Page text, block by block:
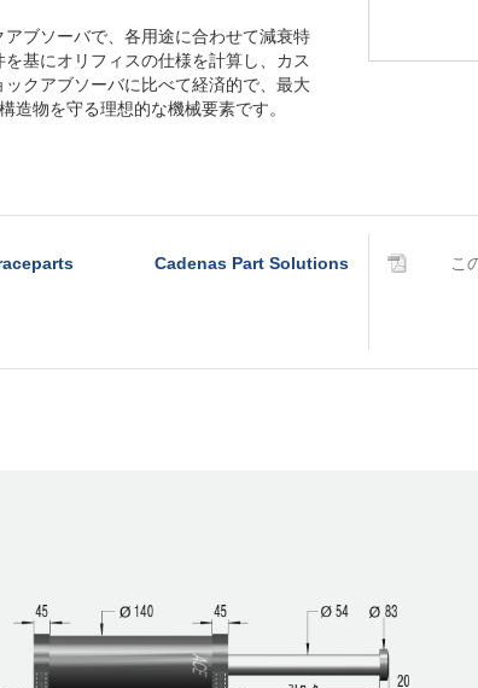
ブソーバで、各用途に合わせて減衰特
基にオリフィスの仕様を計算し、カス
クアブソーバに比べて経済的で、最大
造物を守る理想的な機械要素です。
Cadenas Part Solutions こ